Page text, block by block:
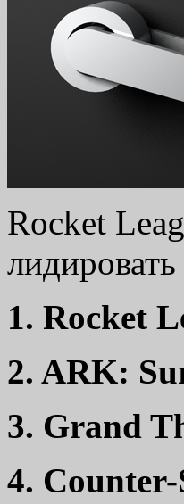
Rocket
1. Rocket
2. ARK:
3. Grand
4.